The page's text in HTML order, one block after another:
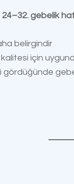
24–32. gebelik
belirgindir
kalitesi için